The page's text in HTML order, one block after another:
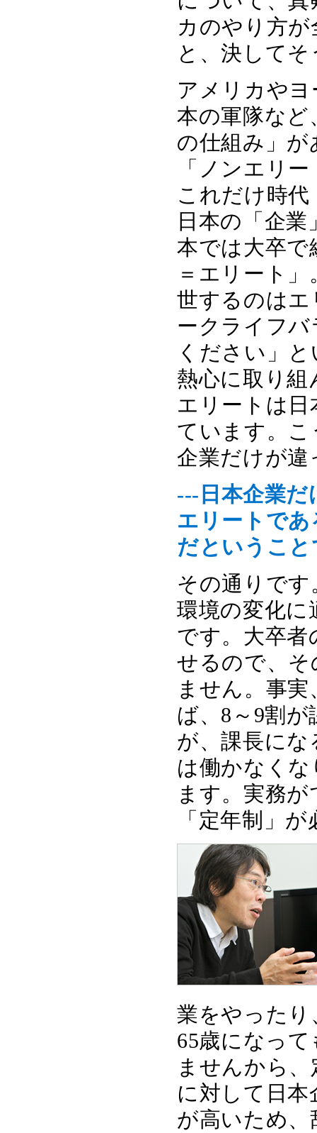
カのやり方
と、決して
アメリカや
本の軍隊など
の仕組み」
「ノンエリ
これだけ時
日本の「企
本では大卒で
＝エリート
世するのは
ークライフ
ください」
熱心に取り
エリートは
ています。
企業だけが
---日本企業だ
エリートで
だというこ
その通りで
環境の変化
です。大卒者
せるので、
ません。事
ば、8～9割
が、課長に
は働かなく
ます。実務
「定年制」
業をやった
65歳になっ
ませんから
に対して日
が高いため